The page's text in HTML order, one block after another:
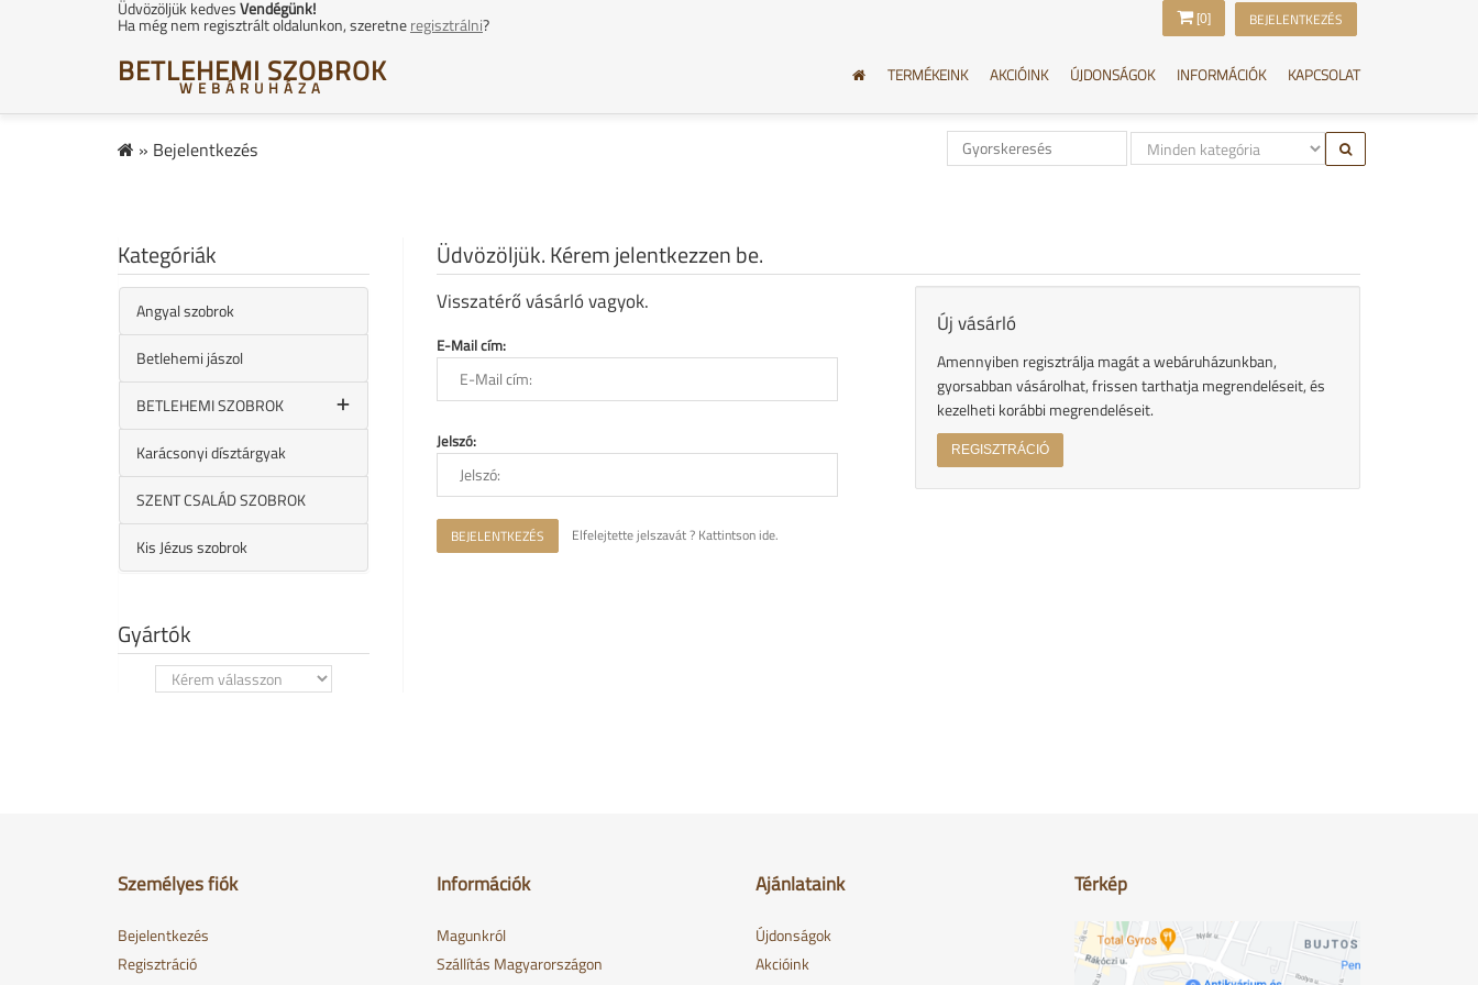
Üdvözöljük kedvesVendégünk!
Ha még nem regisztrált oldalunkon, szeretneregisztrálni? [0] BEJELENTKEZÉS
BETLEHEMI SZOBROK
WEBÁRUHÁZA
TERMÉKEINK AKCIÓINK ÚJDONSÁGOK INFORMÁCIÓK KAPCSOLAT
» Bejelentkezés
Kategóriák
Angyal szobrok
Betlehemi jászol
BETLEHEMI SZOBROK
Karácsonyi dísztárgyak
SZENT CSALÁD SZOBROK
Kis Jézus szobrok
Gyártók
Üdvözöljük. Kérem jelentkezzen be.
Visszatérő vásárló vagyok.
E-Mail cím:
Jelszó:
BEJELENTKEZÉS Elfelejtette jelszavát ? Kattintson ide.
Új vásárló
Amennyiben regisztrálja magát a webáruházunkban,
gyorsabban vásárolhat, frissen tarthatja megrendeléseit, és
kezelheti korábbi megrendeléseit.
REGISZTRÁCIÓ
Személyes fiók
Bejelentkezés
Regisztráció
Információk
Magunkról
Szállítás Magyarországon
Ajánlataink
Újdonságok
Akcióink
Térkép